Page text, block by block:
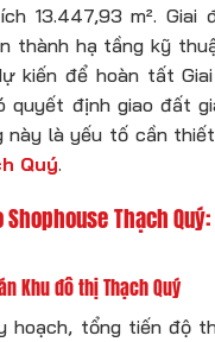
13.447,93 m². Giai
thành hạ tầng kỹ
kiến để hoàn tất
quyết định giao đất
này là yếu tố cần
Quý.
Thạch
Khu đô thị Thạch Quý
hoạch, tổng tiến độ